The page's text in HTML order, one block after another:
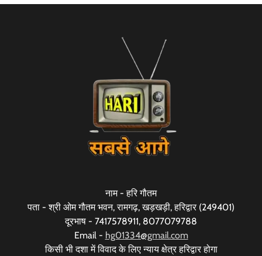
नाम - हरि गौतम
पता - श्री ओम गौतम भवन, रामगढ़, खड़खड़ी, हरिद्वार (249401)
दूरभाष - 7417578911, 8077079788
Email - hg01334@gmail.com
किसी भी दशा में विवाद के लिए न्याय क्षेत्र हरिद्वार होगा